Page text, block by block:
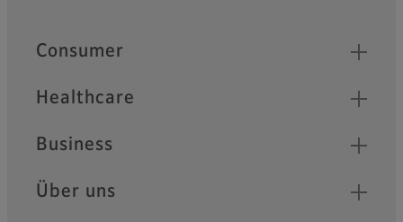
Quick Links
Consumer
Healthcare
Business
Über uns